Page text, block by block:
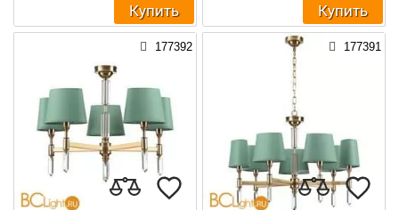
Купить Купить
177392 177391